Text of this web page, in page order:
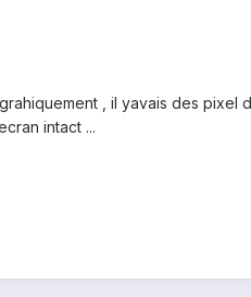
, il yavais des pixel
intact ...